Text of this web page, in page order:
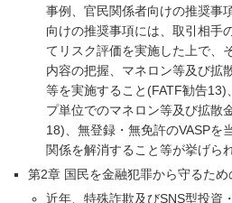
事例、官民関係者向けの推奨事
向けの推奨事項には、取引相手
てリスク評価を実施した上で、
内容の把握、マネロン等及び拡
等を実施すること(FATF勧告
プ単位でのマネロン等及び拡散
18)、無登録・無免許のVASPを
関係を解消すること等が挙げら
第2章 国民を金融犯罪から守るため
近年、特殊詐欺及びSNS型投資